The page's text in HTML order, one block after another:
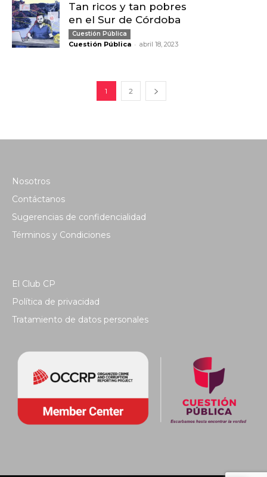
Tan ricos y tan pobres
en el Sur de Córdoba
Cuestión Pública
Cuestión Pública - abril 18, 2023
1 2
Nosotros
Contáctanos
Sugerencias de confidencialidad
Términos y Condiciones
El Club CP
Política de privacidad
Tratamiento de datos personales